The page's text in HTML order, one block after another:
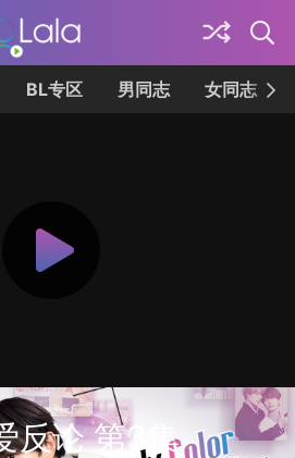
BL专区 男同志 女同志
反论 第3集